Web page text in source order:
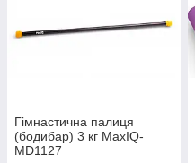
Гімнастична палиця
(бодибар) 3 кг MaxIQ-
MD1127